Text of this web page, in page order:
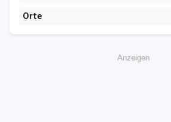
Orte
Anzeigen